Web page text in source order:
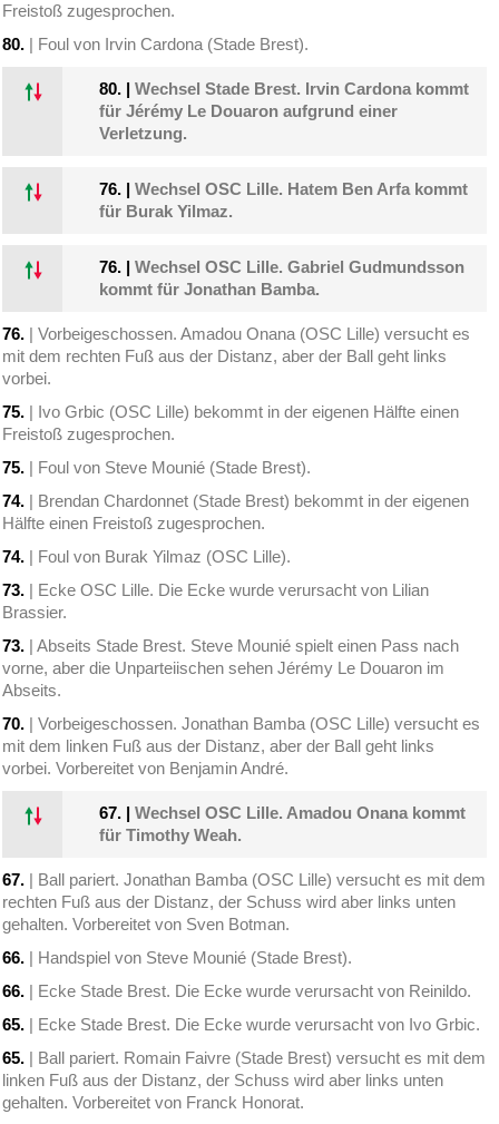
Freistoß zugesprochen.
80. | Foul von Irvin Cardona (Stade Brest).
80. |Wechsel Stade Brest. Irvin Cardona kommt
für Jérémy Le Douaron aufgrund einer
Verletzung.
76. |Wechsel OSC Lille. Hatem Ben Arfa kommt
für Burak Yilmaz.
76. |Wechsel OSC Lille. Gabriel Gudmundsson
kommt für Jonathan Bamba.
76. | Vorbeigeschossen. Amadou Onana (OSC Lille) versucht es
mit dem rechten Fuß aus der Distanz, aber der Ball geht links
vorbei.
75. | Ivo Grbic (OSC Lille) bekommt in der eigenen Hälfte einen
Freistoß zugesprochen.
75. | Foul von Steve Mounié (Stade Brest).
74. | Brendan Chardonnet (Stade Brest) bekommt in der eigenen
Hälfte einen Freistoß zugesprochen.
74. | Foul von Burak Yilmaz (OSC Lille).
73. | Ecke OSC Lille. Die Ecke wurde verursacht von Lilian
Brassier.
73. | Abseits Stade Brest. Steve Mounié spielt einen Pass nach
vorne, aber die Unparteiischen sehen Jérémy Le Douaron im
Abseits.
70. | Vorbeigeschossen. Jonathan Bamba (OSC Lille) versucht es
mit dem linken Fuß aus der Distanz, aber der Ball geht links
vorbei. Vorbereitet von Benjamin André.
67. |Wechsel OSC Lille. Amadou Onana kommt
für Timothy Weah.
67. | Ball pariert. Jonathan Bamba (OSC Lille) versucht es mit dem
rechten Fuß aus der Distanz, der Schuss wird aber links unten
gehalten. Vorbereitet von Sven Botman.
66. | Handspiel von Steve Mounié (Stade Brest).
66. | Ecke Stade Brest. Die Ecke wurde verursacht von Reinildo.
65. | Ecke Stade Brest. Die Ecke wurde verursacht von Ivo Grbic.
65. | Ball pariert. Romain Faivre (Stade Brest) versucht es mit dem
linken Fuß aus der Distanz, der Schuss wird aber links unten
gehalten. Vorbereitet von Franck Honorat.